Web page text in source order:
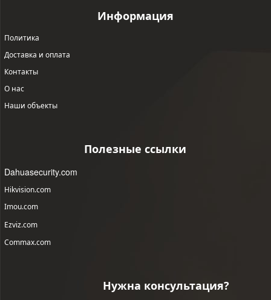
Информация
Политика
Доставка и оплата
Контакты
О нас
Наши объекты
Полезные ссылки
Dahuasecurity.com
Hikvision.com
Imou.com
Ezviz.com
Commax.com
Нужна консультация?